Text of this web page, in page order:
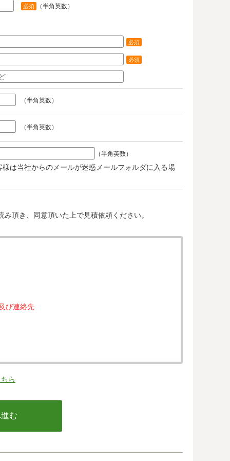
必須 （半角英数）
必須
必須
（半角英数）
（半角英数）
（半角英数）
は当社からのメールが迷惑メールフォルダに入る場
頂き、同意頂いた上で見積依頼ください。
び連絡先
不正利用検知・防止のために、お客様が利用され
ら